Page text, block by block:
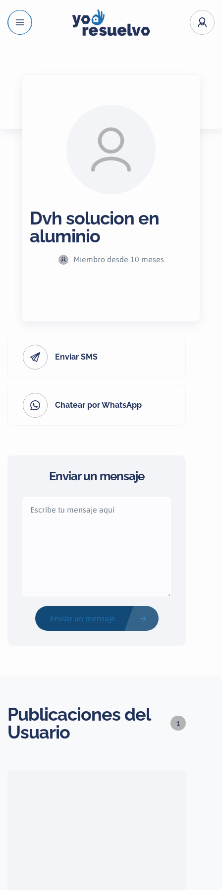
Dvh solucion en
aluminio
Miembro desde 10 meses
Enviar SMS
Chatear por WhatsApp
Enviar un mensaje
Enviar un mensaje
Publicaciones del
Usuario
1